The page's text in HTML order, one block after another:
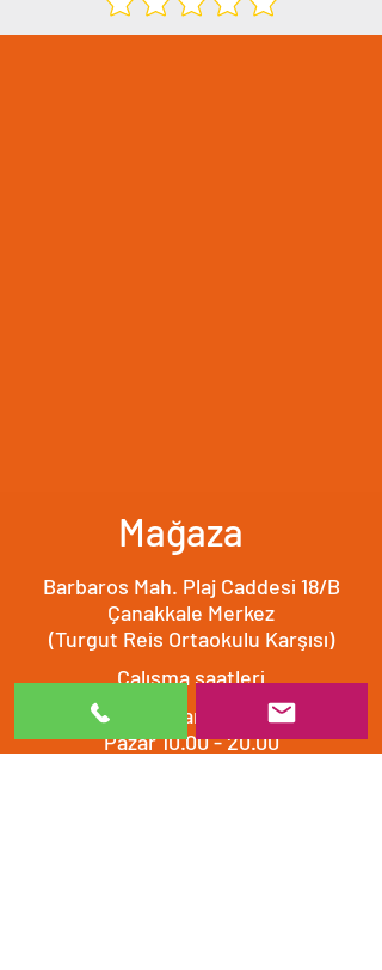
Mağaza
Barbaros Mah. Plaj Caddesi 18/B
Çanakkale Merkez
(Turgut Reis Ortaokulu Karşısı)
Çalışma saatleri
Hafta içi ve Cumartesi
8.30 - 20.00
​​Pazar 10.00 - 20.00